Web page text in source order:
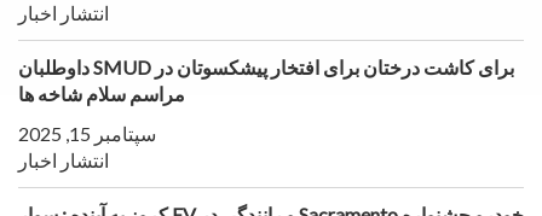
انتشار اخبار
داوطلبان SMUD برای کاشت درختان برای افتخار پیشكسوتان در
مراسم سلام شاخه ها
سپتامبر 15, 2025
انتشار اخبار